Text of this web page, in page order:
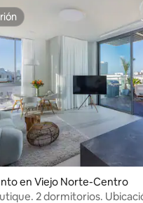
en Viejo Norte-Centro
2 dormitorios.